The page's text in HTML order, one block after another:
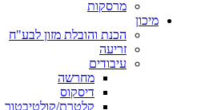
מרסקות
מיכון
הכנת והובלת מזון לבע"ח
זריעה
עיבודים
מחרשה
דיסקוס
קלטרת/קולטיבטור